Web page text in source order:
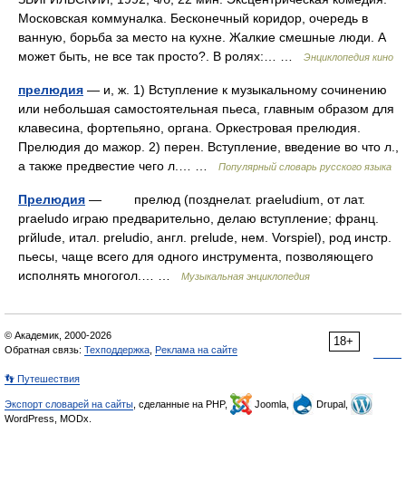
Московская коммуналка. Бесконечный коридор, очередь в
ванную, борьба за место на кухне. Жалкие смешные люди. А
может быть, не все так просто?. В ролях:… …
Энциклопедия кино
прелюдия — и, ж. 1) Вступление к музыкальному сочинению
или небольшая самостоятельная пьеса, главным образом для
клавесина, фортепьяно, органа. Оркестровая прелюдия.
Прелюдия до мажор. 2) перен. Вступление, введение во что л.,
а также предвестие чего л.… …
Популярный словарь русского языка
Прелюдия — прелюд (позднелат. praeludium, от лат.
praeludo играю предварительно, делаю вступление; франц.
prйlude, итал. preludio, англ. prelude, нем. Vorspiel), род инстр.
пьесы, чаще всего для одного инструмента, позволяющего
исполнять многогол.… …
Музыкальная энциклопедия
18+
© Академик, 2000-2026
Обратная связь: Техподдержка Реклама на сайте
👣 Путешествия
Экспорт словарей на сайты , сделанные на PHP, Joomla,
Drupal,
WordPress, MODx.